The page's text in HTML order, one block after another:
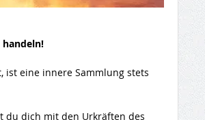
ist eine innere Sammlung stets
du dich mit den Urkräften des